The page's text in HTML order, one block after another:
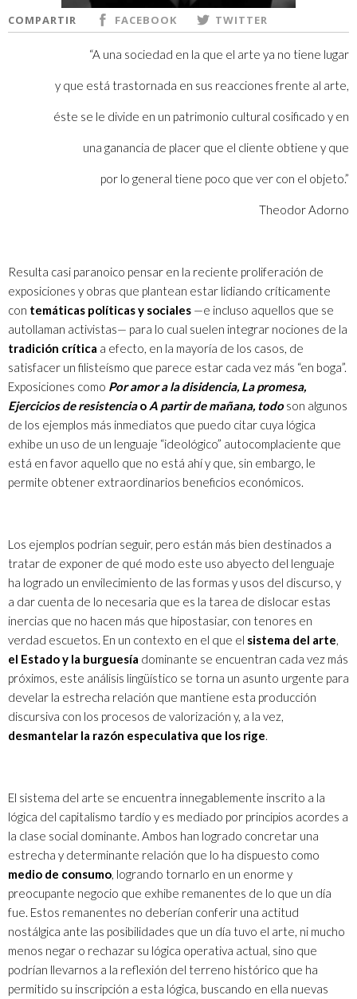
COMPARTIR FACEBOOK TWITTER
“A una sociedad en la que el arte ya no tiene lugar
y que está trastornada en sus reacciones frente al arte,
éste se le divide en un patrimonio cultural cosificado y en
una ganancia de placer que el cliente obtiene y que
por lo general tiene poco que ver con el objeto.”
Theodor Adorno
Resulta casi paranoico pensar en la reciente proliferación de
exposiciones y obras que plantean estar lidiando críticamente
con temáticas políticas y sociales —e incluso aquellos que se
autollaman activistas— para lo cual suelen integrar nociones de la
tradición crítica a efecto, en la mayoría de los casos, de
satisfacer un filisteísmo que parece estar cada vez más “en boga”.
Exposiciones como Por amor a la disidencia, La promesa,
Ejercicios de resistenciao A partir de mañana, todoson algunos
de los ejemplos más inmediatos que puedo citar cuya lógica
exhibe un uso de un lenguaje “ideológico” autocomplaciente que
está en favor aquello que no está ahí y que, sin embargo, le
permite obtener extraordinarios beneficios económicos.
Los ejemplos podrían seguir, pero están más bien destinados a
tratar de exponer de qué modo este uso abyecto del lenguaje
ha logrado un envilecimiento de las formas y usos del discurso, y
a dar cuenta de lo necesaria que es la tarea de dislocar estas
inercias que no hacen más que hipostasiar, con tenores en
verdad escuetos. En un contexto en el que el sistema del arte,
el Estado y la burguesía dominante se encuentran cada vez más
próximos, este análisis lingüístico se torna un asunto urgente para
develar la estrecha relación que mantiene esta producción
discursiva con los procesos de valorización y, a la vez,
desmantelar la razón especulativa que los rige.
El sistema del arte se encuentra innegablemente inscrito a la
lógica del capitalismo tardío y es mediado por principios acordes a
la clase social dominante. Ambos han logrado concretar una
estrecha y determinante relación que lo ha dispuesto como
medio de consumo, logrando tornarlo en un enorme y
preocupante negocio que exhibe remanentes de lo que un día
fue. Estos remanentes no deberían conferir una actitud
nostálgica ante las posibilidades que un día tuvo el arte, ni mucho
menos negar o rechazar su lógica operativa actual, sino que
podrían llevarnos a la reflexión del terreno histórico que ha
permitido su inscripción a esta lógica, buscando en ella nuevas